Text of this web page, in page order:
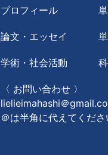
プロフィール
論文・エッセイ
学術・社会活動
〈 お問い合わせ 〉
lielieimahashi＠
＠は半角に代えてくだ